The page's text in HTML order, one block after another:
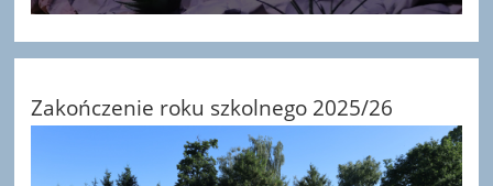
Zakończenie roku szkolnego 2025/26